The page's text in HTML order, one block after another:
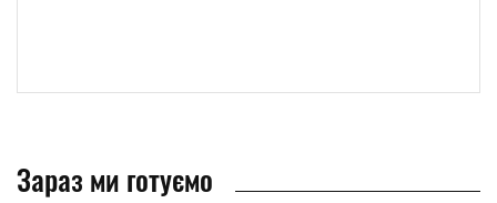
Зараз ми готуємо